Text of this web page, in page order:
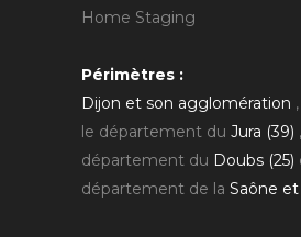
Home Staging
Périmètres :
Dijon et son agglomération
le département du Jura (39)
département du Doubs (25)
département de la Saône et